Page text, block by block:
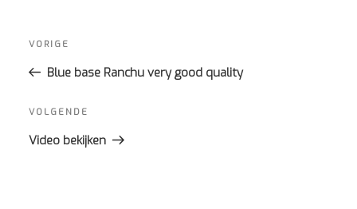
navigatie
Vorig
bericht
VORIGE
Blue base Ranchu very good quality
Volgend
bericht
VOLGENDE
Video bekijken